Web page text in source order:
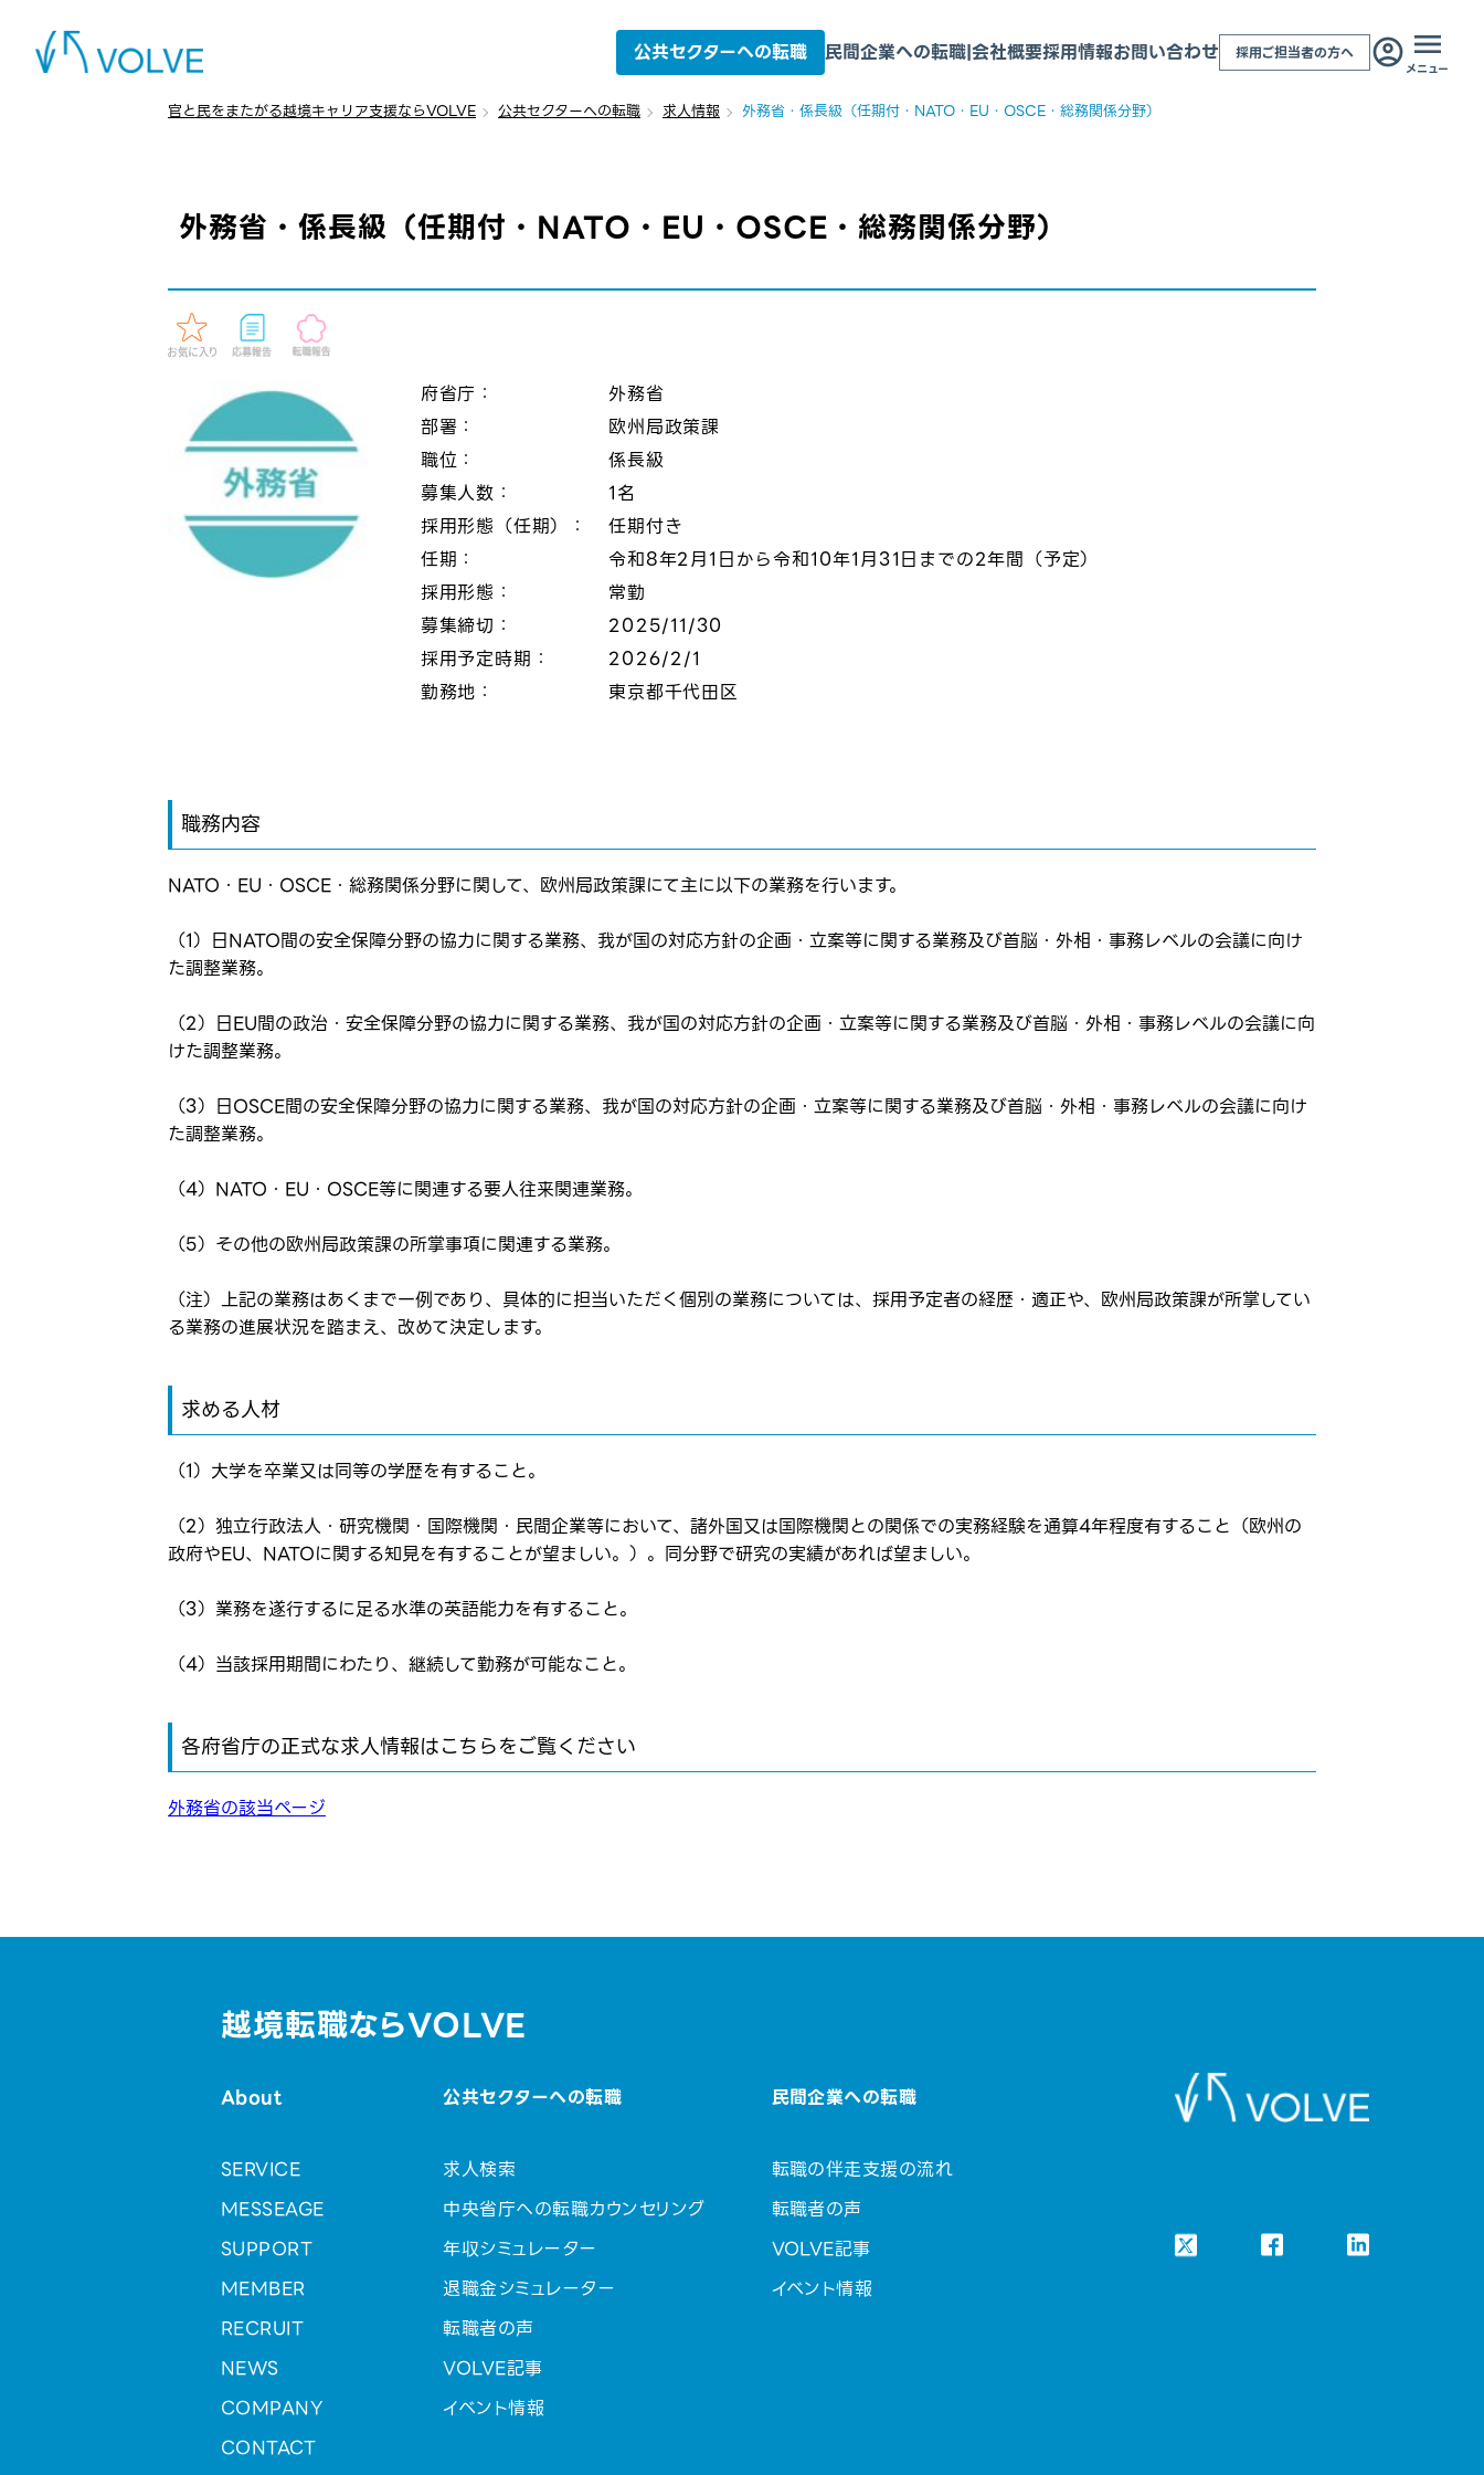
公共セクターへの転職 民間企業への転職|会社概要採用情報お問い合わせ 採用ご担当者の方へ
メニュー
弊社ホームページの求人票をみて
応募した方へ
弊社ホームページの求人票をみて
応募し、転職を決めた方
ログイン
メールアドレス
パスワード
新規会員登録
官と民をまたがる越境キャリア支援ならVOLVE 公共セクターへの転職 求人情報 外務省・係長級（任期付・NATO・EU・OSCE・総務関係分野）
外務省・係長級（任期付・NATO・EU・OSCE・総務関係分野）
府省庁：
外務省
部署：
欧州局政策課
職位：
係長級
募集人数：
1名
採用形態（任期）：
任期付き
任期：
令和8年2月1日から令和10年1月31日までの2年間（予定）
採用形態：
常勤
募集締切：
2025/11/30
採用予定時期：
2026/2/1
勤務地：
東京都千代田区
職務内容
NATO・EU・OSCE・総務関係分野に関して、欧州局政策課にて主に以下の業務を行います。
（1）日NATO間の安全保障分野の協力に関する業務、我が国の対応方針の企画・立案等に関する業務及び首脳・外相・事務レベルの会議に向け
た調整業務。
（2）日EU間の政治・安全保障分野の協力に関する業務、我が国の対応方針の企画・立案等に関する業務及び首脳・外相・事務レベルの会議に向
けた調整業務。
（3）日OSCE間の安全保障分野の協力に関する業務、我が国の対応方針の企画・立案等に関する業務及び首脳・外相・事務レベルの会議に向け
た調整業務。
（4）NATO・EU・OSCE等に関連する要人往来関連業務。
（5）その他の欧州局政策課の所掌事項に関連する業務。
（注）上記の業務はあくまで一例であり、具体的に担当いただく個別の業務については、採用予定者の経歴・適正や、欧州局政策課が所掌してい
る業務の進展状況を踏まえ、改めて決定します。
求める人材
（1）大学を卒業又は同等の学歴を有すること。
（2）独立行政法人・研究機関・国際機関・民間企業等において、諸外国又は国際機関との関係での実務経験を通算4年程度有すること（欧州の
政府やEU、NATOに関する知見を有することが望ましい。）。同分野で研究の実績があれば望ましい。
（3）業務を遂行するに足る水準の英語能力を有すること。
（4）当該採用期間にわたり、継続して勤務が可能なこと。
各府省庁の正式な求人情報はこちらをご覧ください
外務省の該当ページ
越境転職ならVOLVE
About
SERVICE
MESSEAGE
SUPPORT
MEMBER
RECRUIT
NEWS
COMPANY
CONTACT
公共セクターへの転職
求人検索
中央省庁への転職カウンセリング
年収シミュレーター
退職金シミュレーター
転職者の声
VOLVE記事
イベント情報
民間企業への転職
転職の伴走支援の流れ
転職者の声
VOLVE記事
イベント情報